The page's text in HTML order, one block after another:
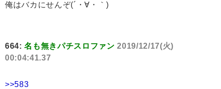
俺はバカにせんぞ(´・∀・｀)
664:名も無きパチスロファン 2019/12/17(火)
00:04:41.37
>>583